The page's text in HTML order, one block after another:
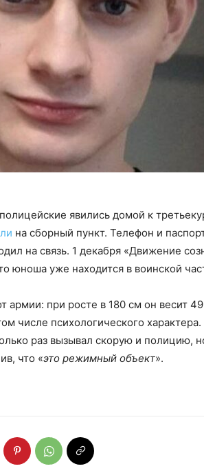
явились домой к
на сборный пункт. Телефон и
на связь. 1 декабря «Движение
юноша уже находится в воинской
армии: при росте в 180 см он весит 49
числе психологического
раз вызывал скорую и полицию,
что «это режимный объект».